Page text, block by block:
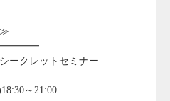
≫
ークレットセミナー
～21:00